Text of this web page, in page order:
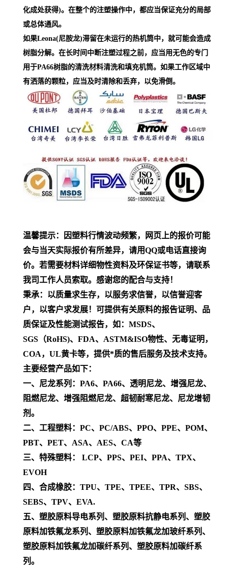
化成处获得)。在整个的注塑操作中，都应当保证充分的局部
或总体通风。
如果Leona(尼胺龙)滞留在未运行的热机筒中，就可能会造成
树脂分解。在长时间中断注塑过程之前，应当用无色的专门
用于PA66树脂的清洗材料清洗和填充机筒。如果工作区域中
有洒落的颗粒，应当及时清除和丢弃，以免滑倒。
温馨提示：因塑料行情波动频繁，网页上的报价可能
会与当天实际报价有所差异，请用QQ或电话直接询
价。若需要材料详细物性资料及环保证书等，请联系
我司工作人员索取。感谢您的配合与支持！
秉承：以质量求生存，以服务求信誉，以信誉迎客
户，以客户求发展！可提供有关原料的报告证明、品
质保证及性能测试报告，如：MSDS、
SGS（RoHS)、FDA、ASTM&ISO物性、无毒证明，
COA，UL黄卡等，提供*质的售后服务及技术支持。
主要经营产品如下：
一、尼龙系列：PA6、PA66、透明尼龙、增强尼龙、
阻燃尼龙、增强阻燃尼龙、超韧耐寒尼龙、尼龙增韧
剂。
二、工程塑料：PC、PC/ABS、PPO、PPE、POM、
PBT、PET、ASA、AES、CA等
三、特殊塑料： LCP、PPS、PEI、PPA、TPX、
EVOH
四、合成橡胶：TPU、TPE、TPEE、TPR、SBS、
SEBS、TPV、EVA.
五、塑胶原料导电系列、塑胶原料抗静电系列、塑胶
原料加铁氟龙系列、塑胶原料加铁氟龙加玻纤系列、
塑胶原料加铁氟龙加碳纤系列、塑胶原料加碳纤系
列。